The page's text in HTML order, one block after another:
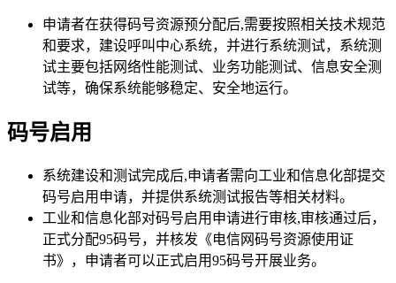
申请者在获得码号资源预分配后,需要按照相关技术规范
和要求，建设呼叫中心系统，并进行系统测试，系统测
试主要包括网络性能测试、业务功能测试、信息安全测
试等，确保系统能够稳定、安全地运行。
码号启用
系统建设和测试完成后,申请者需向工业和信息化部提交
码号启用申请，并提供系统测试报告等相关材料。
工业和信息化部对码号启用申请进行审核,审核通过后，
正式分配95码号，并核发《电信网码号资源使用证
书》，申请者可以正式启用95码号开展业务。